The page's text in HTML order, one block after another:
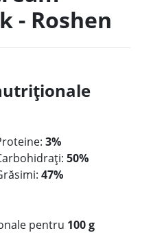
- Roshen
3%
50%
47%
pentru 100 g